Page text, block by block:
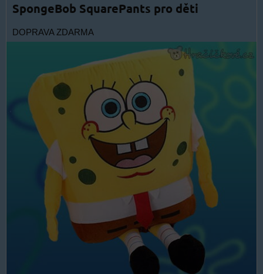
SpongeBob SquarePants pro děti
DOPRAVA ZDARMA